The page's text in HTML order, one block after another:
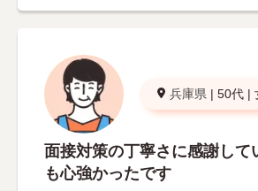
兵庫県 | 50代 |
面接対策の丁寧さに感謝して
も心強かったです